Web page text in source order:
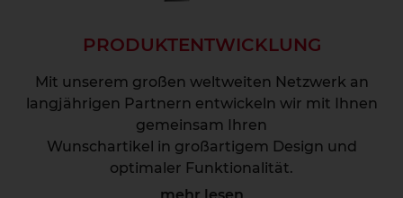
PRODUKTENTWICKLUNG
Mit unserem großen weltweiten Netzwerk an
langjährigen Partnern entwickeln wir mit Ihnen
gemeinsam Ihren
Wunschartikel in großartigem Design und
optimaler Funktionalität.